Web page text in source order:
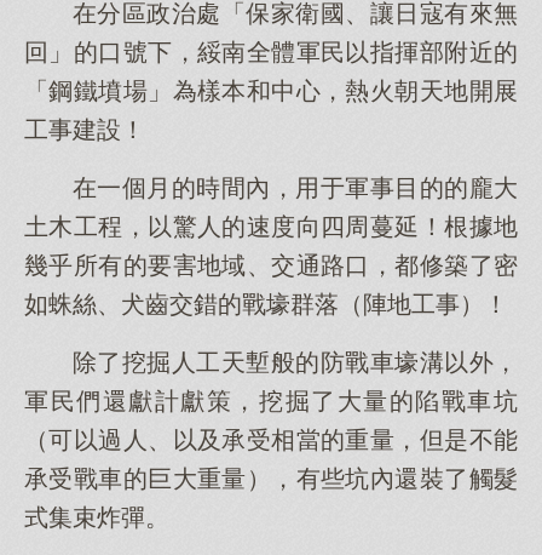
在分區政治處「保家衛國、讓日寇有來無
回」的口號下，綏南全體軍民以指揮部附近的
「鋼鐵墳場」為樣本和中心，熱火朝天地開展
工事建設！
在一個月的時間內，用于軍事目的的龐大
土木工程，以驚人的速度向四周蔓延！根據地
幾乎所有的要害地域、交通路口，都修築了密
如蛛絲、犬齒交錯的戰壕群落（陣地工事）！
除了挖掘人工天塹般的防戰車壕溝以外，
軍民們還獻計獻策，挖掘了大量的陷戰車坑
（可以過人、以及承受相當的重量，但是不能
承受戰車的巨大重量），有些坑內還裝了觸髮
式集束炸彈。